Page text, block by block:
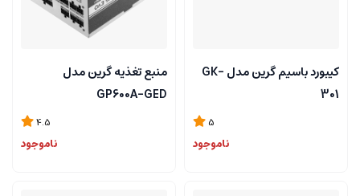
کیبورد باسیم گرین مدل GK-
301
5
ناموجود
منبع تغذیه گرین مدل
GP600A-GED
4.5
ناموجود